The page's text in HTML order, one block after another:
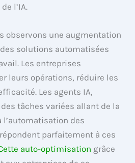
l’IA.
observons une augmentation
solutions automatisées
Les entreprises
leurs opérations, réduire les
Les agents IA,
tâches variées allant de la
des
parfaitement à ces
auto-optimisation grâce